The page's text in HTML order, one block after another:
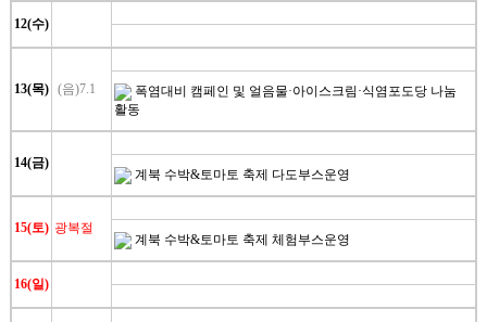
12(수)
13(목) (음)7.1
폭염대비 캠페인 및 얼음물·아이스크림·식염포도당 나눔
활동
14(금)
계북 수박&토마토 축제 다도부스운영
15(토) 광복절
계북 수박&토마토 축제 체험부스운영
16(일)